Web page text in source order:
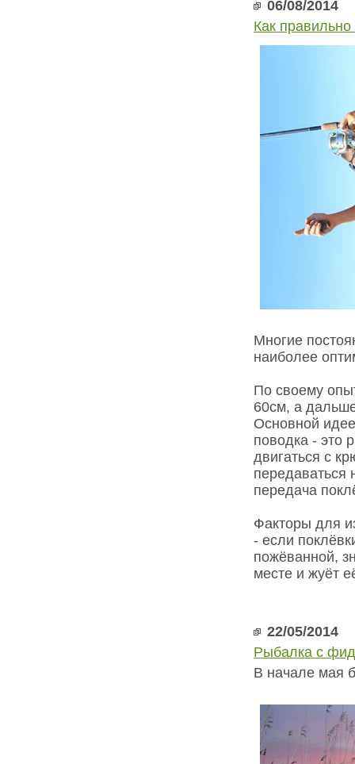
06/08/2014
Как
Многие
наиболее
По своему
60см, а
Основной
поводка - это
двигаться с
передаваться
передача
Факторы для
- если
пожёванной,
месте и жуёт
22/05/2014
Рыбалка с
В начале мая